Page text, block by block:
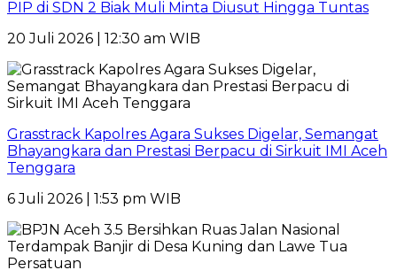
PIP di SDN 2 Biak Muli Minta Diusut Hingga Tuntas
20 Juli 2026 | 12:30 am WIB
Grasstrack Kapolres Agara Sukses Digelar, Semangat
Bhayangkara dan Prestasi Berpacu di Sirkuit IMI Aceh
Tenggara
6 Juli 2026 | 1:53 pm WIB